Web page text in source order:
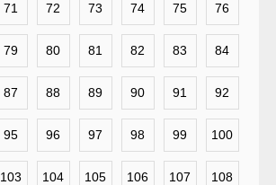
71 72 73 74 75 76
79 80 81 82 83 84
87 88 89 90 91 92
95 96 97 98 99 100
103 104 105 106 107 108